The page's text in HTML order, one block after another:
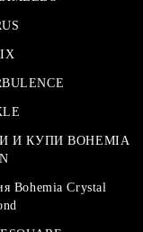
И КУПИ BOHEMIA
Bohemia Crystal